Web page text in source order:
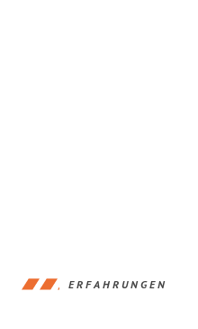
ERFAHRUNGEN